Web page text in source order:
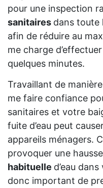
pour une inspection
sanitaires dans toute
afin de réduire au
me charge
quelques minutes.
Travaillant de
me faire confiance
sanitaires et votre
fuite d’eau peut
appareils ménagers.
provoquer une
habituelle d’eau
donc important de